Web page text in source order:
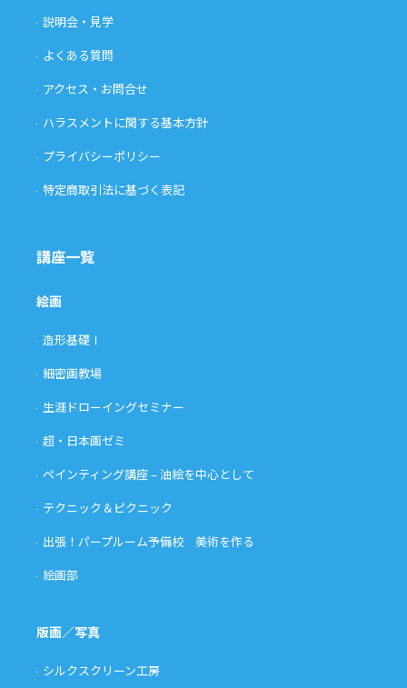
説明会・見学
よくある質問
アクセス・お問合せ
ハラスメントに関する基本方針
プライバシーポリシー
特定商取引法に基づく表記
講座一覧
絵画
造形基礎Ⅰ
細密画教場
生涯ドローイングセミナー
超・日本画ゼミ
ペインティング講座 – 油絵を中心として
テクニック＆ピクニック
出張！パープルーム予備校 美術を作る
絵画部
版画／写真
シルクスクリーン工房